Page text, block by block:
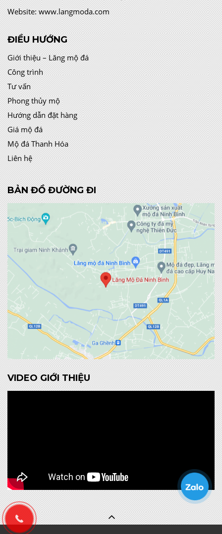
Website: www.langmoda.com
ĐIỀU HƯỚNG
Giới thiệu – Lăng mộ đá
Công trình
Tư vấn
Phong thủy mộ
Hướng dẫn đặt hàng
Giá mộ đá
Mộ đá Thanh Hóa
Liên hệ
BẢN ĐỒ ĐƯỜNG ĐI
VIDEO GIỚI THIỆU